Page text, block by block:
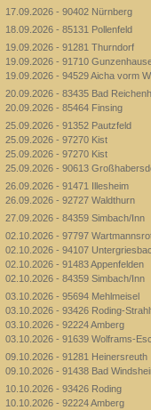
17.09.2026 - 90402 Nürnberg
18.09.2026 - 85131 Pollenfeld
19.09.2026 - 91281 Thurndorf
19.09.2026 - 91710
19.09.2026 - 94529 Aicha vorm
20.09.2026 - 83435 Bad
20.09.2026 - 85464 Finsing
25.09.2026 - 91352 Pautzfeld
25.09.2026 - 97270 Kist
25.09.2026 - 97270 Kist
25.09.2026 - 90613
26.09.2026 - 91471 Illesheim
26.09.2026 - 92727 Waldthurn
27.09.2026 - 84359 Simbach/Inn
02.10.2026 - 97797
02.10.2026 - 94107
02.10.2026 - 91483 Appenfelden
02.10.2026 - 84359 Simbach/Inn
03.10.2026 - 95694 Mehlmeisel
03.10.2026 - 93426 Roding-
03.10.2026 - 92224 Amberg
03.10.2026 - 91639 Wolframs-
09.10.2026 - 91281 Heinersreuth
09.10.2026 - 91438 Bad
10.10.2026 - 93426 Roding
10.10.2026 - 92224 Amberg